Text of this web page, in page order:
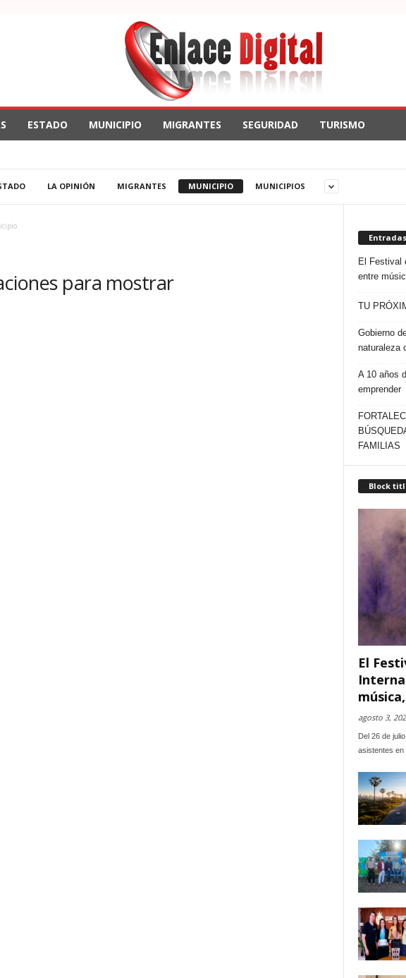
ESTADO MUNICIPIO MIGRANTES SEGURIDAD TURISMO
LA OPINIÓN MIGRANTES MUNICIPIO MUNICIPIOS
para mostrar
El Festival
entre
TU
Gobierno
naturaleza
A 10 años
emprender
FAMILIAS
Block
El
agosto 3,
Del 26 de
asistentes en